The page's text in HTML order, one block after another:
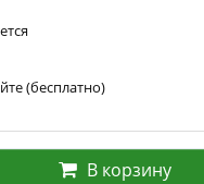
(бесплатно)
В корзину